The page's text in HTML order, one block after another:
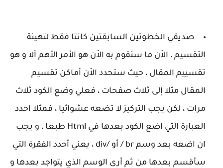
صديقي الخطوتين السابقتين كانتا فقط لتهيئة
التقسيم ، الاَن ما سنقوم به الاَن هو الأمر الأهم ألا و هو
تقسييم المقال ، حيث ستحدد الاَن أماكن تقسيم
المقال مثلا إلى ثلاث صفحات ، فعلي وضع الكود ثلاث
مرات ، لكن يجب التركيز لا تضعه عشوائيا ، فمثلا احدد
العبارة التي اضع الكود بعدها في Html طبعا ، و يجب
ان اضعه بعد وسم br / أو /div ، يعني أحدد الفقرة التي
سأقسم بعدها من ثم أرى الوسم الذي يتواجد بعدها و